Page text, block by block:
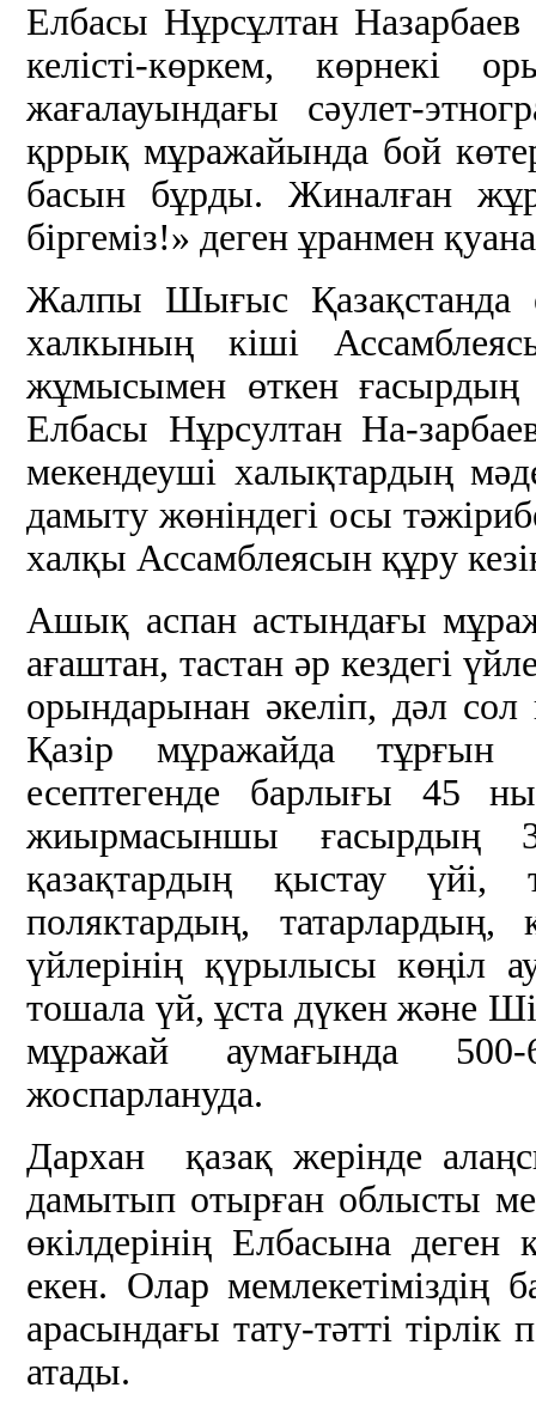
Елбасы Нұрсұлтан
келісті-көркем, көрнекі
жағалауындағы сәулет-
қррық мұражайында бой
басын бұрды. Жиналған
біргеміз!» деген
Жалпы Шығыс Қазақстанда
халкының кіші
жұмысымен өткен
Елбасы Нұрсултан На-
мекендеуші халықтардың
дамыту жөніндегі осы
халқы Ассамблеясын құру
Ашық аспан астындағы
ағаштан, тастан әр кездегі
орындарынан әкеліп, дәл
Қазір мұражайда
есептегенде барлығы 45
жиырмасыншы ғасырдың
қазақтардың қыстау үйі,
поляктардың, татарлардың,
үйлерінің қүрылысы көңіл
тошала үй, ұста дүкен және
мұражай аумағында
жоспарлануда.
Дархан қазақ жерінде
дамытып отырған облысты
өкілдерінің Елбасына
екен. Олар мемлекетіміздің
арасындағы тату-тәтті тірлік
атады.